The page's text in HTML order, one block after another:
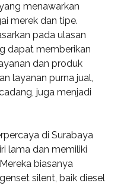
menawarkan
merek dan tipe.
pada ulasan
dapat memberikan
dan produk
layanan purna jual,
juga menjadi
di Surabaya
lama dan memiliki
biasanya
silent, baik diesel